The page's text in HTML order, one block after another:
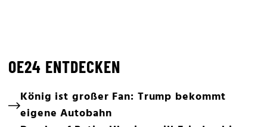
OE24 ENTDECKEN
König ist großer Fan: Trump bekommt
eigene Autobahn